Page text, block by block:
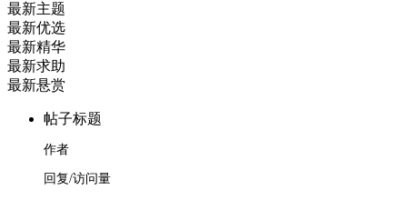
最新主题
最新优选
最新精华
最新求助
最新悬赏
帖子标题
作者
回复/访问量